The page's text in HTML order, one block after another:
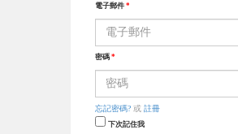
電子郵件 *
密碼 *
忘記密碼? 或 註冊
下次記住我